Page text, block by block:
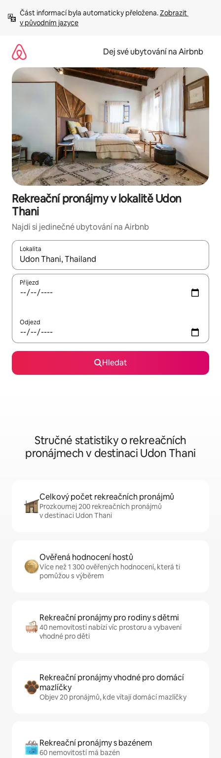
obsah
Část informací byla automaticky přeložena. Zobrazit
v původním jazyce
Dej své ubytování na Airbnb
Rekreační pronájmy v lokalitě Udon
Thani
Najdi si jedinečné ubytování na Airbnb
Lokalita
Až budou výsledky k dispozici, můžeš si je procházet pomocí
Příjezd
Odjezd
Hledat
Stručné statistiky o rekreačních
pronájmech v destinaci Udon Thani
Celkový počet rekreačních pronájmů
Prozkoumej 200 rekreačních pronájmů
v destinaci Udon Thani
Ověřená hodnocení hostů
Více než 1 300 ověřených hodnocení, která ti
pomůžou s výběrem
Rekreační pronájmy pro rodiny s dětmi
40 nemovitostí nabízí víc prostoru a vybavení
vhodné pro děti
Rekreační pronájmy vhodné pro domácí
mazlíčky
Objev 20 pronájmů, kde vítají domácí mazlíčky
Rekreační pronájmy s bazénem
60 nemovitostí má bazén